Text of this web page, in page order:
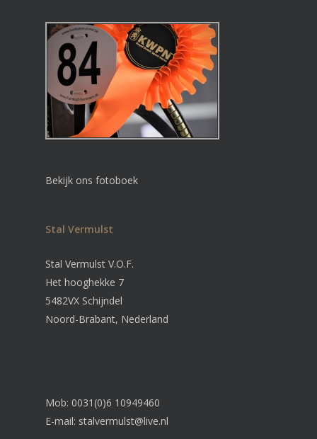
Bekijk ons fotoboek
Stal Vermulst
Stal Vermulst V.O.F.
Het hooghekke 7
5482VX Schijndel
Noord-Brabant, Nederland
Mob: 0031(0)6 10949460
E-mail: stalvermulst@live.nl